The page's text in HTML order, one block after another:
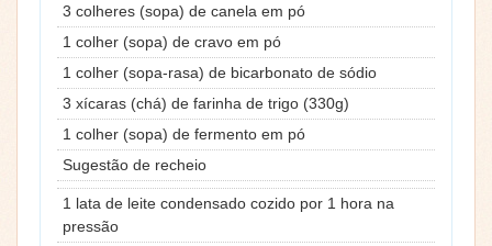
3 colheres (sopa) de canela em pó
1 colher (sopa) de cravo em pó
1 colher (sopa-rasa) de bicarbonato de sódio
3 xícaras (chá) de farinha de trigo (330g)
1 colher (sopa) de fermento em pó
Sugestão de recheio
1 lata de leite condensado cozido por 1 hora na
pressão